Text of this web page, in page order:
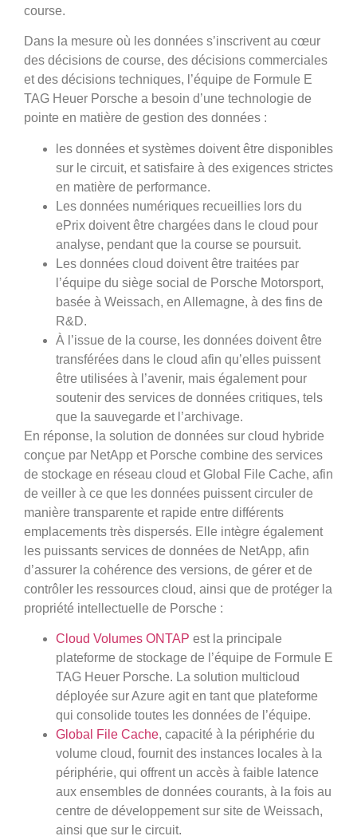
course.
Dans la mesure où les données s’inscrivent au cœur
des décisions de course, des décisions commerciales
et des décisions techniques, l’équipe de Formule E
TAG Heuer Porsche a besoin d’une technologie de
pointe en matière de gestion des données :
les données et systèmes doivent être disponibles
sur le circuit, et satisfaire à des exigences strictes
en matière de performance.
Les données numériques recueillies lors du
ePrix doivent être chargées dans le cloud pour
analyse, pendant que la course se poursuit.
Les données cloud doivent être traitées par
l’équipe du siège social de Porsche Motorsport,
basée à Weissach, en Allemagne, à des fins de
R&D.
À l’issue de la course, les données doivent être
transférées dans le cloud afin qu’elles puissent
être utilisées à l’avenir, mais également pour
soutenir des services de données critiques, tels
que la sauvegarde et l’archivage.
En réponse, la solution de données sur cloud hybride
conçue par NetApp et Porsche combine des services
de stockage en réseau cloud et Global File Cache, afin
de veiller à ce que les données puissent circuler de
manière transparente et rapide entre différents
emplacements très dispersés. Elle intègre également
les puissants services de données de NetApp, afin
d’assurer la cohérence des versions, de gérer et de
contrôler les ressources cloud, ainsi que de protéger la
propriété intellectuelle de Porsche :
Cloud Volumes ONTAP est la principale
plateforme de stockage de l’équipe de Formule E
TAG Heuer Porsche. La solution multicloud
déployée sur Azure agit en tant que plateforme
qui consolide toutes les données de l’équipe.
Global File Cache, capacité à la périphérie du
volume cloud, fournit des instances locales à la
périphérie, qui offrent un accès à faible latence
aux ensembles de données courants, à la fois au
centre de développement sur site de Weissach,
ainsi que sur le circuit.